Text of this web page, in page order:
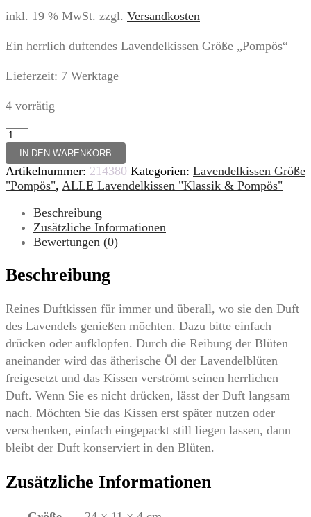
inkl. 19 % MwSt. zzgl. Versandkosten
Ein herrlich duftendes Lavendelkissen Größe „Pompös“
Lieferzeit: 7 Werktage
4 vorrätig
Lavendelkissen
-
TUTGUT-
Kissen
Größe
Pompös:
Fleurs
jeunesse
IN DEN WARENKORB
Artikelnummer: 214380 Kategorien: Lavendelkissen Größe
"Pompös", ALLE Lavendelkissen "Klassik & Pompös"
Beschreibung
Zusätzliche Informationen
Bewertungen (0)
Beschreibung
Reines Duftkissen für immer und überall, wo sie den Duft
des Lavendels genießen möchten. Dazu bitte einfach
drücken oder aufklopfen. Durch die Reibung der Blüten
aneinander wird das ätherische Öl der Lavendelblüten
freigesetzt und das Kissen verströmt seinen herrlichen
Duft. Wenn Sie es nicht drücken, lässt der Duft langsam
nach. Möchten Sie das Kissen erst später nutzen oder
verschenken, einfach eingepackt still liegen lassen, dann
bleibt der Duft konserviert in den Blüten.
Zusätzliche Informationen